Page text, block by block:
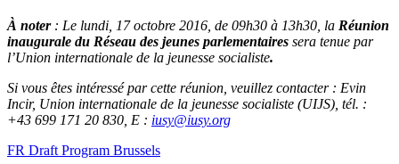
À noter : Le lundi, 17 octobre 2016, de 09h30 à 13h30, la Réunion
inaugurale du Réseau des jeunes parlementaires sera tenue par
l’Union internationale de la jeunesse socialiste.
Si vous êtes intéressé par cette réunion, veuillez contacter : Evin
Incir, Union internationale de la jeunesse socialiste (UIJS), tél. :
+43 699 171 20 830, E : iusy@iusy.org
FR Draft Program Brussels